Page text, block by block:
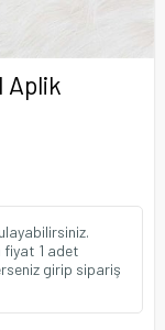
Aplik
fiyat 1 adet
girip sipariş